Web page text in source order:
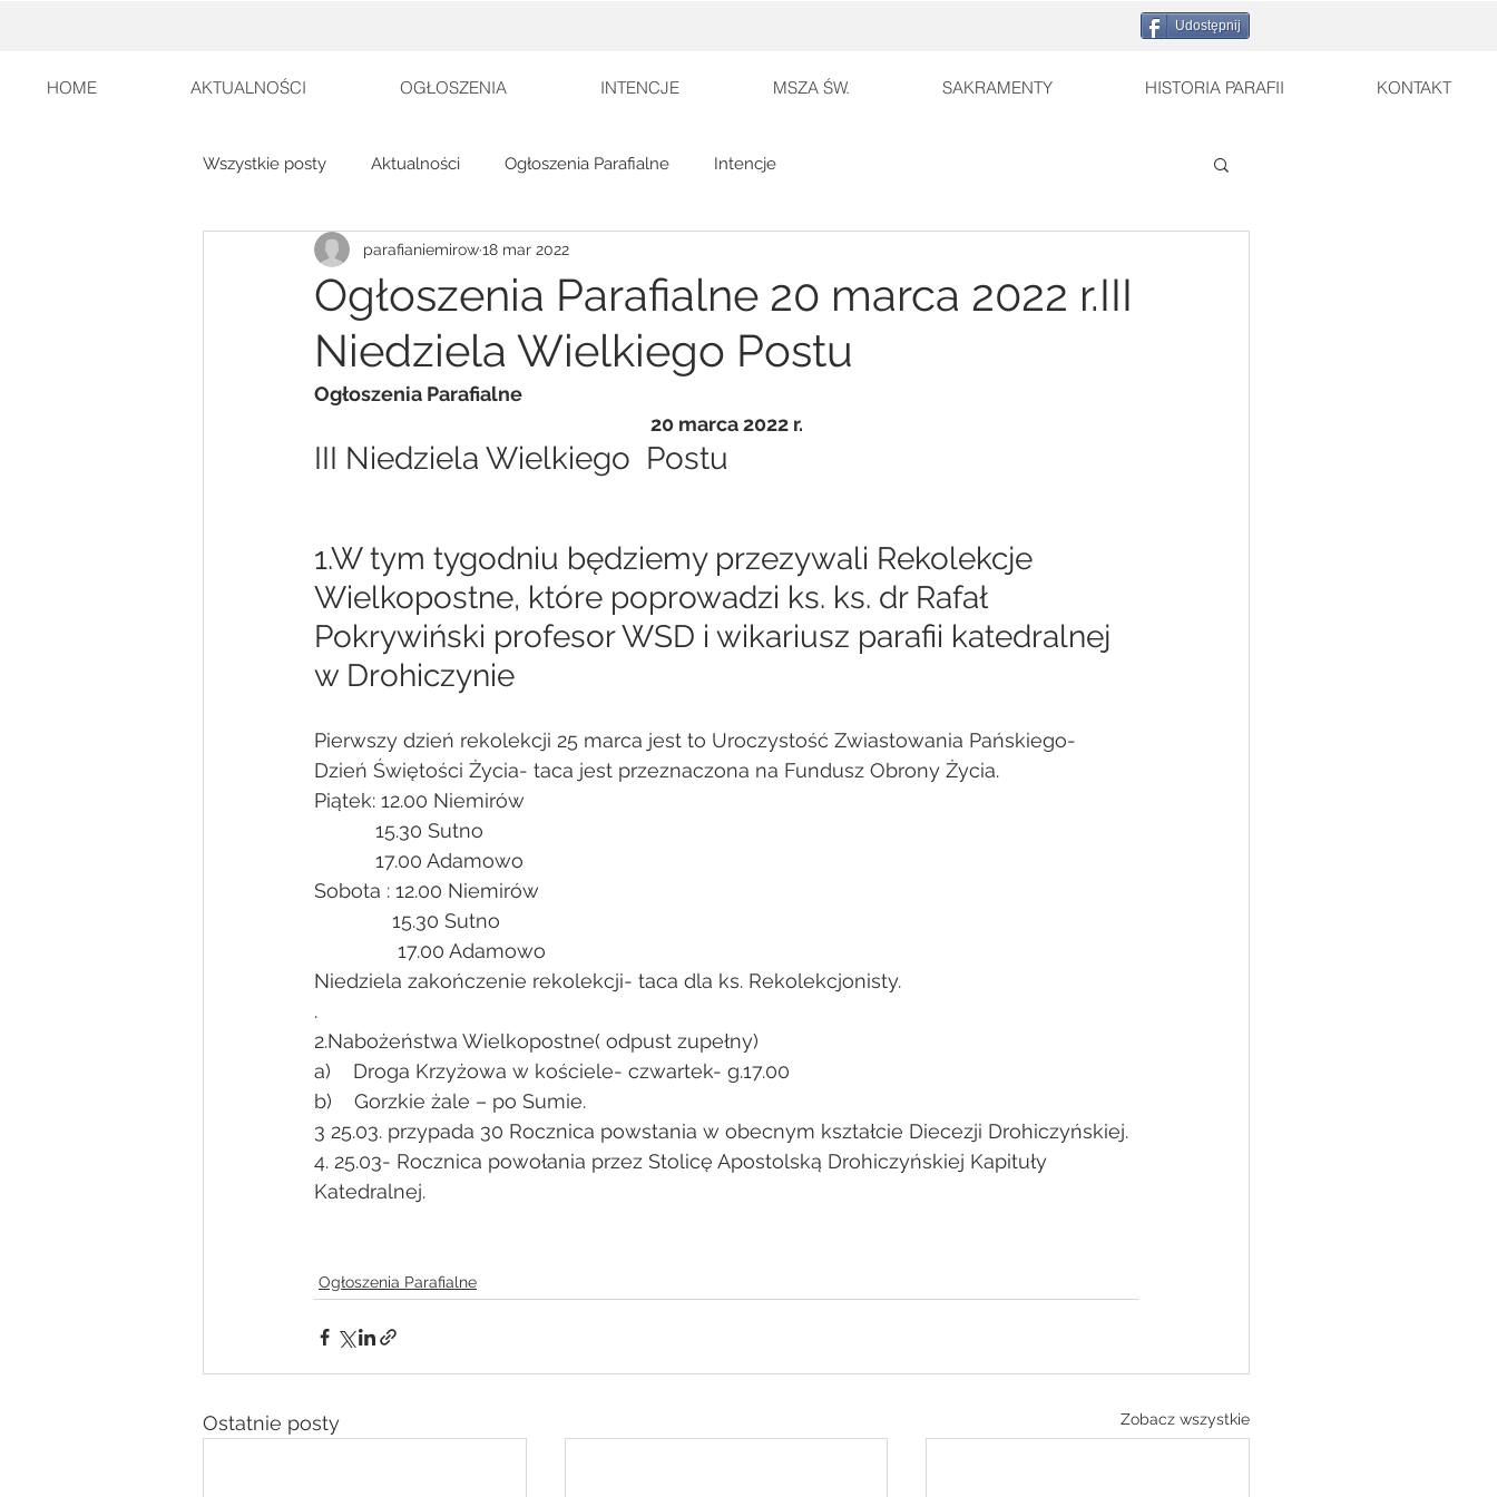
Udostępnij
HOME AKTUALNOŚCI OGŁOSZENIA INTENCJE MSZA ŚW. SAKRAMENTY HISTORIA PARAFII KONTAKT
Wszystkie posty Aktualności Ogłoszenia Parafialne Intencje
Ogłoszenia Parafialne 20 marca 2022 r.III
Niedziela Wielkiego Postu
parafianiemirow18 mar 2022
Ogłoszenia Parafialne
20 marca 2022 r.
III Niedziela Wielkiego  Postu
1.W tym tygodniu będziemy przezywali Rekolekcje
Wielkopostne, które poprowadzi ks. ks. dr Rafał
Pokrywiński profesor WSD i wikariusz parafii katedralnej
w Drohiczynie
Pierwszy dzień rekolekcji 25 marca jest to Uroczystość Zwiastowania Pańskiego-
Dzień Świętości Życia- taca jest przeznaczona na Fundusz Obrony Życia.
Piątek: 12.00 Niemirów
           15.30 Sutno
           17.00 Adamowo
Sobota : 12.00 Niemirów
              15.30 Sutno
               17.00 Adamowo
Niedziela zakończenie rekolekcji- taca dla ks. Rekolekcjonisty.
.
2.Nabożeństwa Wielkopostne( odpust zupełny)
a)    Droga Krzyżowa w kościele- czwartek- g.17.00
b)    Gorzkie żale – po Sumie.
3 25.03. przypada 30 Rocznica powstania w obecnym kształcie Diecezji Drohiczyńskiej.
4. 25.03- Rocznica powołania przez Stolicę Apostolską Drohiczyńskiej Kapituły
Katedralnej.
Ogłoszenia Parafialne
Ostatnie posty Zobacz wszystkie